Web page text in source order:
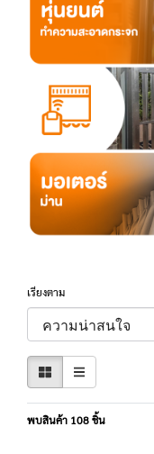
เรียงตาม
พบสินค้า 108 ชิ้น